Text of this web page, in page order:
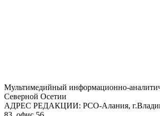
Mультимедийный информационно-
Северной Осетии
АДРЕС РЕДАКЦИИ: РСО-Алания,